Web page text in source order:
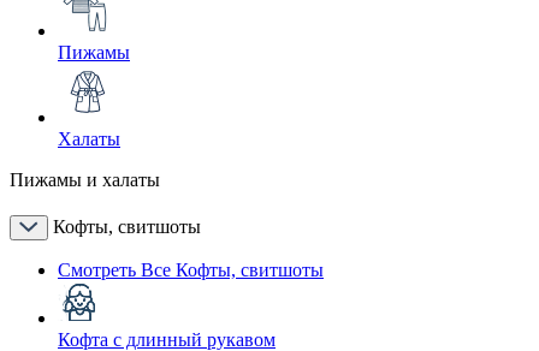
Пижамы
Халаты
Пижамы и халаты
Кофты, свитшоты
Смотреть Все Кофты, свитшоты
Кофта с длинный рукавом